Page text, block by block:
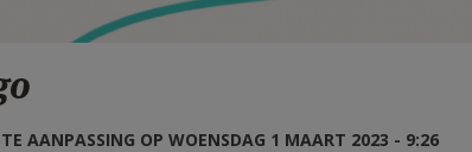
AANPASSING OP WOENSDAG 1 MAART 2023 - 9:26